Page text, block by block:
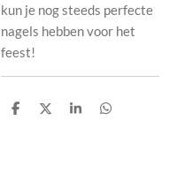
kun je nog steeds perfecte
nagels hebben voor het
feest!
D
D
S
D